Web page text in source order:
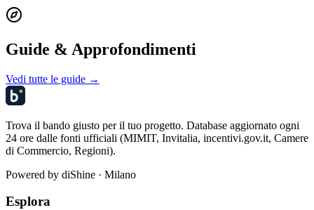
Guide & Approfondimenti
Vedi tutte le guide →
Trova il bando giusto per il tuo progetto. Database aggiornato ogni
24 ore dalle fonti ufficiali (MIMIT, Invitalia, incentivi.gov.it, Camere
di Commercio, Regioni).
Powered by diShine · Milano
Esplora